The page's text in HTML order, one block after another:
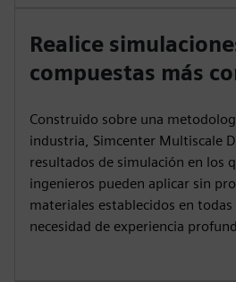
Realice
compuestas más
Construido sobre una
industria, Simcenter Multiscale
resultados de simulación en los
ingenieros pueden aplicar sin
materiales establecidos en
necesidad de experiencia